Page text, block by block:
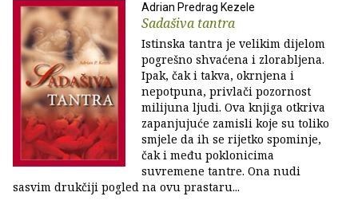
Adrian Predrag Kezele
Sadašiva tantra
Istinska tantra je velikim dijelom
pogrešno shvaćena i zlorabljena.
Ipak, čak i takva, okrnjena i
nepotpuna, privlači pozornost
milijuna ljudi. Ova knjiga otkriva
zapanjujuće zamisli koje su toliko
smjele da ih se rijetko spominje,
čak i među poklonicima
suvremene tantre. Ona nudi
sasvim drukčiji pogled na ovu prastaru...